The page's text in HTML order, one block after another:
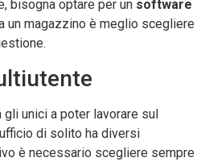
bisogna optare per un software
un magazzino è meglio scegliere
unici a poter lavorare sul
di solito ha diversi
è necessario scegliere sempre